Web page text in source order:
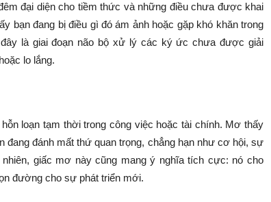
đại diện cho tiềm thức và những điều chưa được khai
bạn đang bị điều gì đó ám ảnh hoặc gặp khó khăn trong
là giai đoạn não bộ xử lý các ký ức chưa được giải
lo lắng.
loạn tạm thời trong công việc hoặc tài chính. Mơ thấy
đang đánh mất thứ quan trọng, chẳng hạn như cơ hội, sự
giấc mơ này cũng mang ý nghĩa tích cực: nó cho
đường cho sự phát triển mới.